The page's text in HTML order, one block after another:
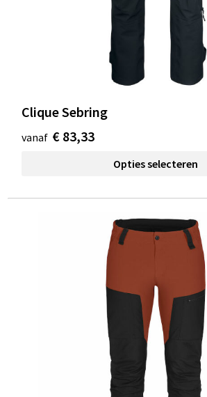
Clique Sebring
vanaf € 83,33
Opties selecteren